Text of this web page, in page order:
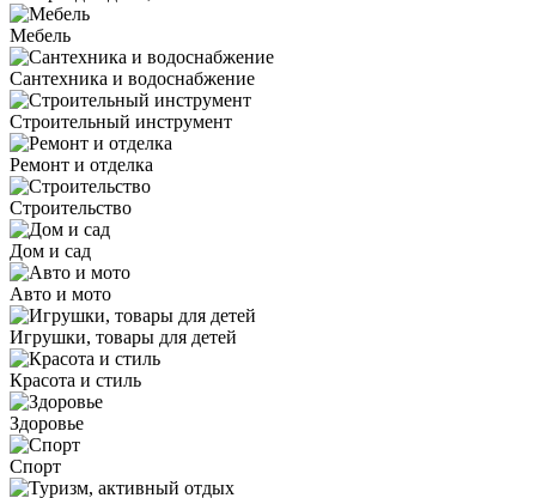
Мебель
Сантехника и водоснабжение
Строительный инструмент
Ремонт и отделка
Строительство
Дом и сад
Авто и мото
Игрушки, товары для детей
Красота и стиль
Здоровье
Спорт